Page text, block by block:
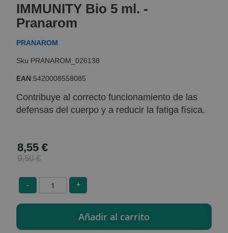
beginning
of
the
gallery
IMMUNITY Bio 5 ml. -
Pranarom
PRANAROM
PRANAROM_026138
EAN:5420008558085
Contribuye al correcto funcionamiento de las
defensas del cuerpo y a reducir la fatiga física.
Special
Price
8,55 €
9,50 €
- +